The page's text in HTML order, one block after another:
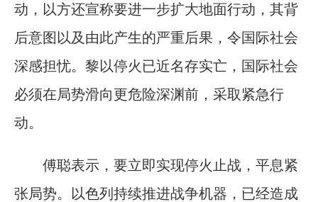
动，以方还宣称要进一步扩大地面行动，其背
后意图以及由此产生的严重后果，令国际社会
深感担忧。黎以停火已近名存实亡，国际社会
必须在局势滑向更危险深渊前，采取紧急行
动。
傅聪表示，要立即实现停火止战，平息紧
张局势。以色列持续推进战争机器，已经造成